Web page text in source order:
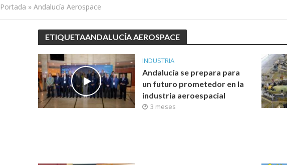
Portada » Andalucía Aerospace
ETIQUETAANDALUCÍA AEROSPACE
INDUSTRIA
Andalucía se prepara para
un futuro prometedor en la
industria aeroespacial
3 meses